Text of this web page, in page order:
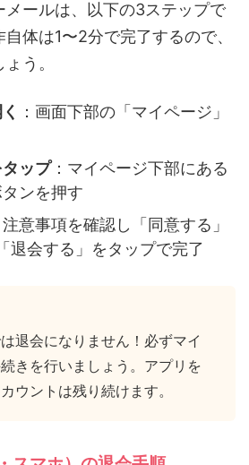
メールは、以下の3ステップで
体は1〜2分で完了するので、
う。
：画面下部の「マイページ」
タップ：マイページ下部にある
タンを押す
意事項を確認し「同意する」
退会する」をタップで完了
退会になりません！必ずマイ
きを行いましょう。アプリを
ウントは残り続けます。